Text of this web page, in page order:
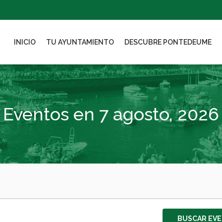
INICIO TU AYUNTAMIENTO DESCUBRE PONTEDEUME
Eventos en 7 agosto, 2026
BUSCAR